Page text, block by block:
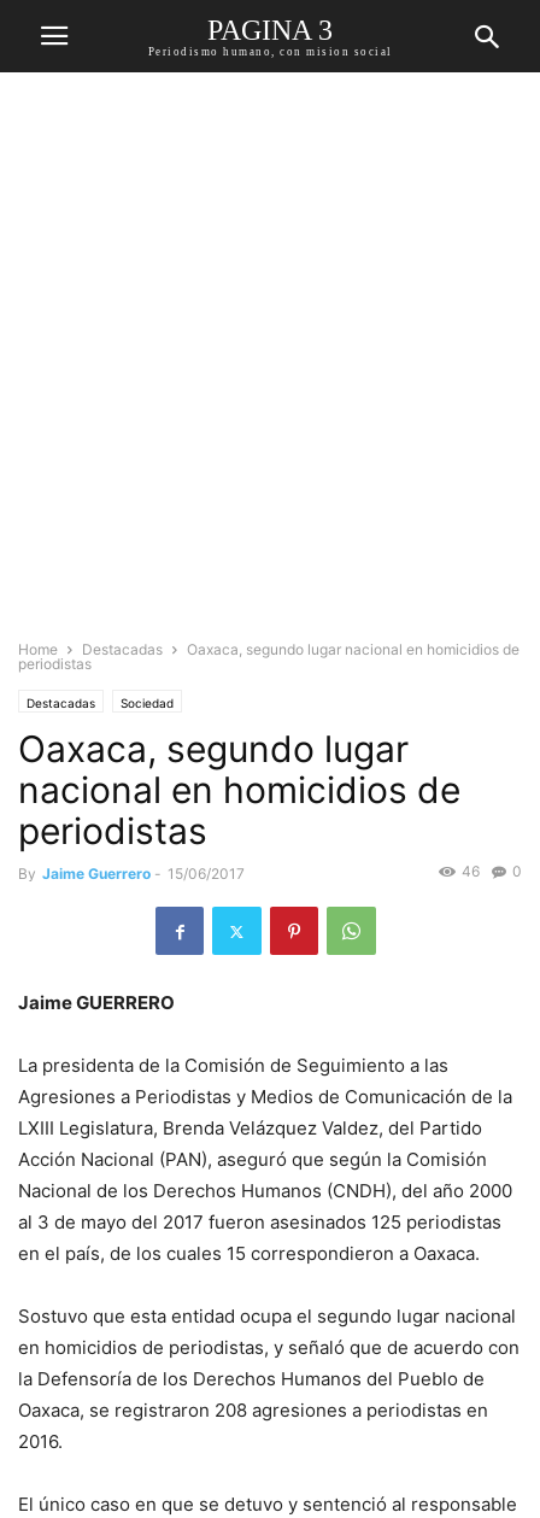
PAGINA 3
Periodismo humano, con mision social
Home Destacadas
Oaxaca, segundo lugar nacional en homicidios de
periodistas
Destacadas Sociedad
Oaxaca, segundo lugar
nacional en homicidios de
periodistas
By Jaime Guerrero - 15/06/2017 0
46
Jaime GUERRERO
La presidenta de la Comisión de Seguimiento a las
Agresiones a Periodistas y Medios de Comunicación de la
LXIII Legislatura, Brenda Velázquez Valdez, del Partido
Acción Nacional (PAN), aseguró que según la Comisión
Nacional de los Derechos Humanos (CNDH), del año 2000
al 3 de mayo del 2017 fueron asesinados 125 periodistas
en el país, de los cuales 15 correspondieron a Oaxaca.
Sostuvo que esta entidad ocupa el segundo lugar nacional
en homicidios de periodistas, y señaló que de acuerdo con
la Defensoría de los Derechos Humanos del Pueblo de
Oaxaca, se registraron 208 agresiones a periodistas en
2016.
El único caso en que se detuvo y sentenció al responsable